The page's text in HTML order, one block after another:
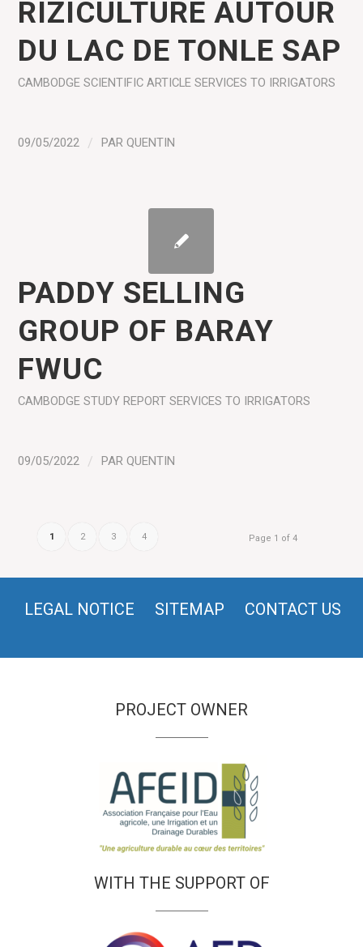
RIZICULTURE AUTOUR
DU LAC DE TONLE SAP
CAMBODGE SCIENTIFIC ARTICLE SERVICES TO IRRIGATORS
09/05/2022 / PARQUENTIN
PADDY SELLING
GROUP OF BARAY
FWUC
CAMBODGE STUDY REPORT SERVICES TO IRRIGATORS
09/05/2022 / PARQUENTIN
Page 1 of 4
1 2 3 4
LEGAL NOTICE SITEMAP CONTACT US
PROJECT OWNER
WITH THE SUPPORT OF